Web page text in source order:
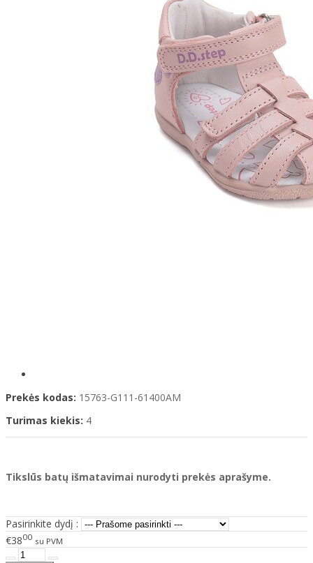
Prekės kodas: 15763-G111-61400AM
Turimas kiekis: 4
Tikslūs batų išmatavimai nurodyti prekės aprašyme.
Pasirinkite dydį :
€3800 su PVM